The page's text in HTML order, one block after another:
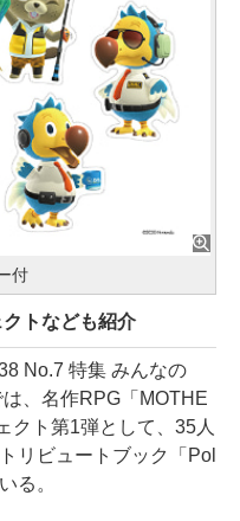
付
トなども紹介
No.7 特集 みんなの
、名作RPG「MOTHE
クト第1弾として、35人
リビュートブック「Pol
る。